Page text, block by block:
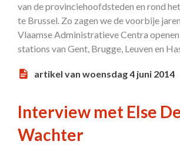
van de provinciehoofdsteden en rond
te Brussel. Zo zagen we de voorbije
Vlaamse Administratieve Centra
stations van Gent, Brugge, Leuven en
artikel van woensdag 4 juni 2014
Interview met Else
Wachter